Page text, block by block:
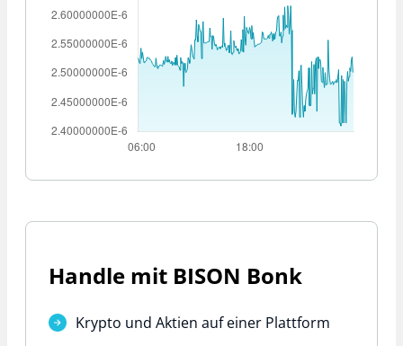
Handle mit BISON Bonk
Krypto und Aktien auf einer Plattform